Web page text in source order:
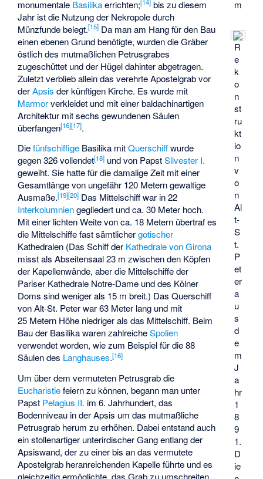
m
R
e
k
o
n
st
ru
kt
io
n
v
o
n
Al
t-
S
t.
P
et
er
a
u
s
d
e
m
J
a
hr
1
8
9
1.
D
ie
monumentale Basilikaerrichten;
bis zu diesem
Jahr ist die Nutzung der Nekropole durch
Münzfunde belegt.[15] Da man am Hang für den Bau
einen ebenen Grund benötigte, wurden die Gräber
östlich des mutmaßlichen Petrusgrabes
zugeschüttet und der Hügel dahinter abgetragen.
Zuletzt verblieb allein das verehrte Apostelgrab vor
derApsis der künftigen Kirche. Es wurde mit
Marmorverkleidet und mit einer baldachinartigen
Architektur mit sechs gewundenen Säulen
überfangen[16][17].
Diefünfschiffige Basilika mitQuerschiffwurde
gegen 326 vollendet[18] und von PapstSilvester I.
geweiht. Sie hatte für die damalige Zeit mit einer
Gesamtlänge von ungefähr 120 Metern gewaltige
Ausmaße.[19][20] Das Mittelschiff war in 22
Interkolumniengegliedert und ca. 30 Meter hoch.
Mit einer lichten Weitevon ca. 18 Metern übertraf es
die Mittelschiffe fast sämtlichergotischer
Kathedralen (Das Schiff der Kathedrale von Girona
misst alsAbseitensaal23 m zwischen den Köpfen
der Kapellenwände, aber die Mittelschiffe der
Pariser Kathedrale Notre-Dame und des Kölner
Doms sind weniger als 15 m breit.) Das Querschiff
von Alt-St. Peter war 63 Meter lang und mit
25 Metern Höhe niedriger als das Mittelschiff. Beim
Bau der Basilika waren zahlreicheSpolien
verwendet worden, wie zum Beispiel für die 88
Säulen des Langhauses.[16]
Um über dem vermuteten Petrusgrab die
Eucharistiefeiern zu können, begann man unter
Papst Pelagius II. im 6. Jahrhundert, das
Bodenniveau in der Apsis um das mutmaßliche
Petrusgrab herum zu erhöhen. Dabei entstand auch
ein stollenartiger unterirdischer Gang entlang der
Apsiswand, der zu einer bis an das vermutete
Apostelgrab heranreichenden Kapelle führte und es
gleichzeitig ermöglichte, das Grab zu umschreiten.